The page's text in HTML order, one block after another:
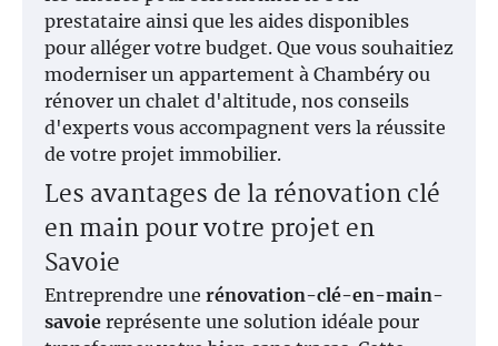
prestataire ainsi que les aides disponibles
pour alléger votre budget. Que vous souhaitiez
moderniser un appartement à Chambéry ou
rénover un chalet d'altitude, nos conseils
d'experts vous accompagnent vers la réussite
de votre projet immobilier.
Les avantages de la rénovation clé
en main pour votre projet en
Savoie
Entreprendre une rénovation-clé-en-main-
savoie représente une solution idéale pour